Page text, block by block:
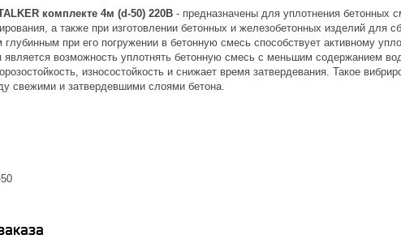
комплекте 4м (d-50) 220В - предназначены для уплотнения бетонных
а также при изготовлении бетонных и железобетонных изделий для
глубинным при его погружении в бетонную смесь способствует активному
является возможность уплотнять бетонную смесь с меньшим содержанием
износостойкость и снижает время затвердевания. Такое
свежими и затвердевшими слоями бетона.